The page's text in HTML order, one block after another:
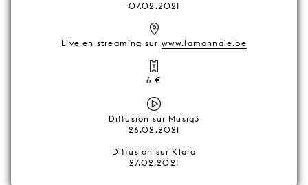
07.02.2021
Live en streaming sur www.lamonnaie.be
6 €
Diffusion sur Musiq3
26.02.2021
Diffusion sur Klara
27.02.2021